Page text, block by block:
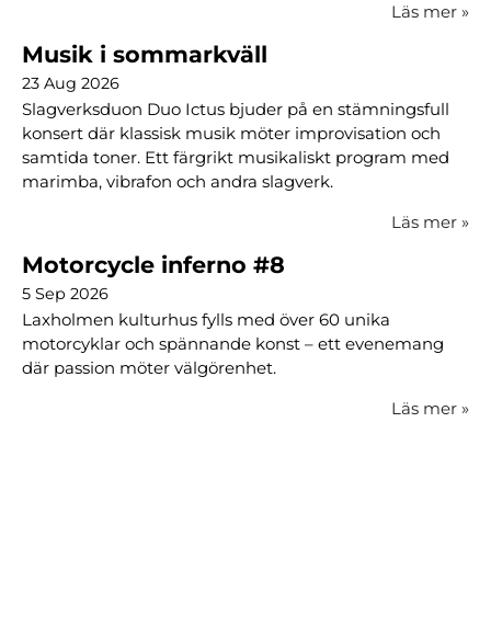
Läs mer »
Musik i sommarkväll
23 Aug 2026
Slagverksduon Duo Ictus bjuder på en stämningsfull
konsert där klassisk musik möter improvisation och
samtida toner. Ett färgrikt musikaliskt program med
marimba, vibrafon och andra slagverk.
Läs mer »
Motorcycle inferno #8
5 Sep 2026
Laxholmen kulturhus fylls med över 60 unika
motorcyklar och spännande konst – ett evenemang
där passion möter välgörenhet.
Läs mer »